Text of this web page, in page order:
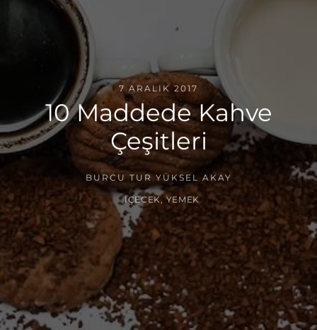
7 ARALIK 2017
10 Maddede Kahve
Çeşitleri
BURCU TUR YÜKSEL AKAY
İÇECEK ,YEMEK